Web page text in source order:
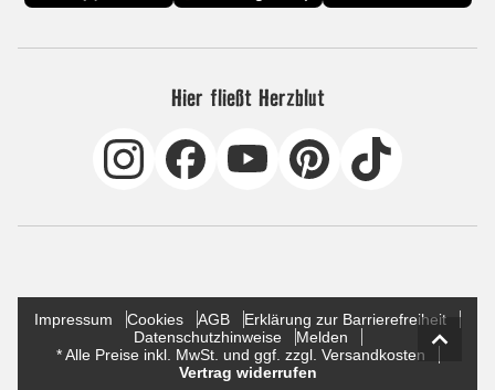
Hier fließt Herzblut
Impressum Cookies AGB
Erklärung zur Barrierefreiheit
Datenschutzhinweise
Melden
* Alle Preise inkl. MwSt. und ggf. zzgl. Versandkosten
Vertrag widerrufen